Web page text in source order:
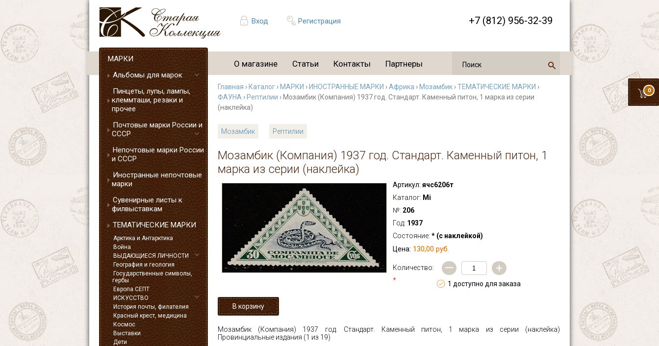
Вход Регистрация +7 (812) 956-32-39
0
О магазине Статьи Контакты Партнеры
МАРКИ
Альбомы для марок
Пинцеты, лупы, лампы,
клеммташи, резаки и
прочее
Почтовые марки России и
СССР
Непочтовые марки России
и СССР
Иностранные непочтовые
марки
Сувенирные листы к
филвыставкам
ТЕМАТИЧЕСКИЕ МАРКИ
Арктика и Антарктика
Война
ВЫДАЮЩИЕСЯ ЛИЧНОСТИ
География и геология
Государственные символы,
гербы
Европа СЕПТ
ИСКУССТВО
История почты, филателия
Красный крест, медицина
Космос
Выставки
Дети
Главная › Каталог › МАРКИ › ИНОСТРАННЫЕ МАРКИ ›Африка › Мозамбик ›ТЕМАТИЧЕСКИЕ МАРКИ ›
ФАУНА › Рептилии › Мозамбик (Компания) 1937 год. Стандарт. Каменный питон, 1 марка из серии
(наклейка)
Мозамбик Рептилии
Мозамбик (Компания) 1937 год. Стандарт. Каменный питон, 1
марка из серии (наклейка)
Артикул: ячс6206т
Каталог: Mi
№: 206
Год: 1937
Состояние: * (с наклейкой)
Цена: 130,00 руб.
Количество:
*
— +
1 доступно для заказа
Мозамбик (Компания) 1937 год. Стандарт. Каменный питон, 1 марка из серии (наклейка)
Провинциальные издания (1 из 19)